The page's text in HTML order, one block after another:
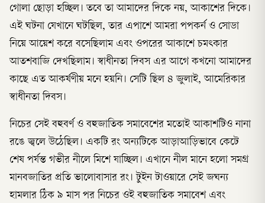
গোলা ছোড়া হচ্ছিল। তবে তা আমাদের দিকে নয়, আকাশের দিকে।
এই ঘটনা যেখানে ঘটছিল, তার এপাশে আমরা পপকর্ন ও সোডা
নিয়ে আয়েশ করে বসেছিলাম এবং ওপরের আকাশে চমৎকার
আতশবাজি দেখছিলাম। স্বাধীনতা দিবস এর আগে কখনো আমাদের
কাছে এত আকর্ষণীয় মনে হয়নি। সেটি ছিল ৪ জুলাই, আমেরিকার
স্বাধীনতা দিবস।
নিচের সেই বহুবর্ণ ও বহুজাতিক সমাবেশের মতোই আকাশটিও নানা
রঙে জ্বলে উঠেছিল। একটি রং অন্যটিকে আড়াআড়িভাবে কেটে
শেষ পর্যন্ত গভীর নীলে মিশে যাচ্ছিল। এখানে নীল মানে হলো সমগ্র
মানবজাতির প্রতি ভালোবাসার রং। টুইন টাওয়ারে সেই জঘন্য
হামলার ঠিক ৯ মাস পর নিচের ওই বহুজাতিক সমাবেশ এবং